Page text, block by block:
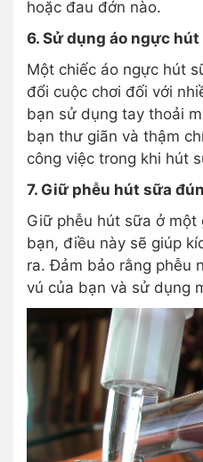
hoặc đau đớn nào.
6. Sử dụng áo ngực
Một chiếc áo ngực hút
đổi cuộc chơi đối với
bạn sử dụng tay thoải
bạn thư giãn và thậm
công việc trong khi hút
7. Giữ phễu hút sữa
Giữ phễu hút sữa ở
bạn, điều này sẽ giúp
ra. Đảm bảo rằng phễu
vú của bạn và sử dụng